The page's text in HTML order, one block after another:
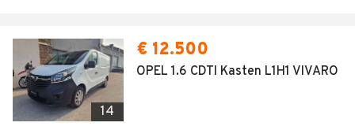
14
€ 12.500
OPEL 1.6 CDTI Kasten L1H1 VIVARO